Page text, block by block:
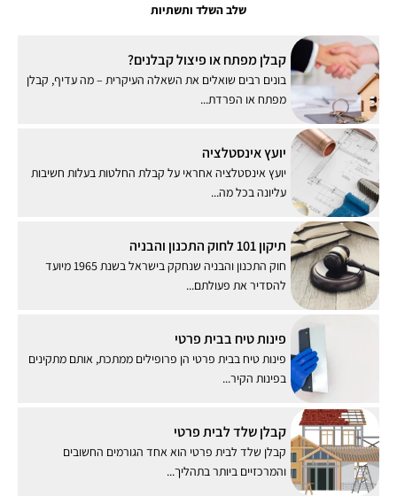
שלב השלד ותשתיות
קבלן מפתח או פיצול קבלנים?
בונים רבים שואלים את השאלה העיקרית – מה עדיף, קבלן
מפתח או הפרדת...
יועץ אינסטלציה
יועץ אינסטלציה אחראי על קבלת החלטות בעלות חשיבות
עליונה בכל מה...
תיקון 101 לחוק התכנון והבניה
חוק התכנון והבניה שנחקק בישראל בשנת 1965 מיועד
להסדיר את פעולתם...
פינות טיח בבית פרטי
פינות טיח בבית פרטי הן פרופילים ממתכת, אותם מתקינים
בפינות הקיר...
קבלן שלד לבית פרטי
קבלן שלד לבית פרטי הוא אחד הגורמים החשובים
והמרכזיים ביותר בתהליך...